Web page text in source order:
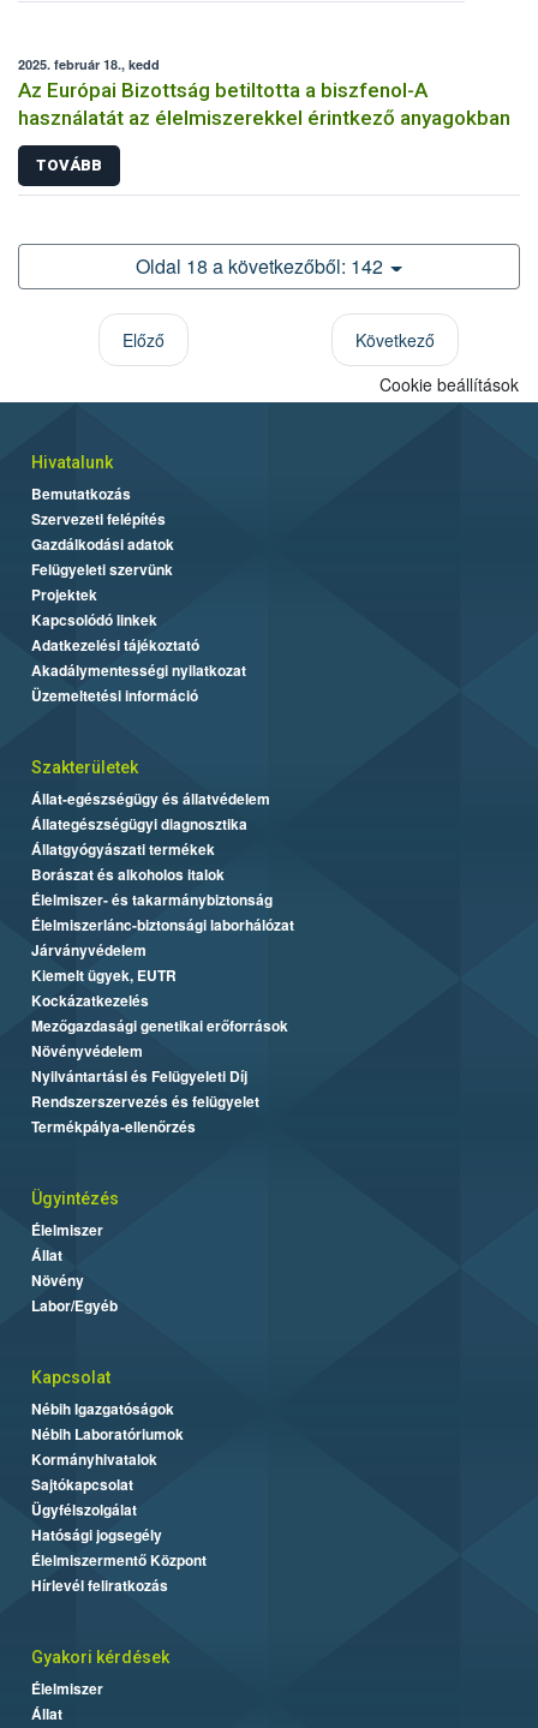
2025. február 18., kedd
Az Európai Bizottság betiltotta a biszfenol-A
használatát az élelmiszerekkel érintkező anyagokban
TOVÁBB
Oldal 18 a következőből: 142
Előző
Következő
Cookie beállítások
Hivatalunk
Bemutatkozás
Szervezeti felépítés
Gazdálkodási adatok
Felügyeleti szervünk
Projektek
Kapcsolódó linkek
Adatkezelési tájékoztató
Akadálymentességi nyilatkozat
Üzemeltetési információ
Szakterületek
Állat-egészségügy és állatvédelem
Állategészségügyi diagnosztika
Állatgyógyászati termékek
Borászat és alkoholos italok
Élelmiszer- és takarmánybiztonság
Élelmiszerlánc-biztonsági laborhálózat
Járványvédelem
Kiemelt ügyek, EUTR
Kockázatkezelés
Mezőgazdasági genetikai erőforrások
Növényvédelem
Nyilvántartási és Felügyeleti Díj
Rendszerszervezés és felügyelet
Termékpálya-ellenőrzés
Ügyintézés
Élelmiszer
Állat
Növény
Labor/Egyéb
Kapcsolat
Nébih Igazgatóságok
Nébih Laboratóriumok
Kormányhivatalok
Sajtókapcsolat
Ügyfélszolgálat
Hatósági jogsegély
Élelmiszermentő Központ
Hírlevél feliratkozás
Gyakori kérdések
Élelmiszer
Állat